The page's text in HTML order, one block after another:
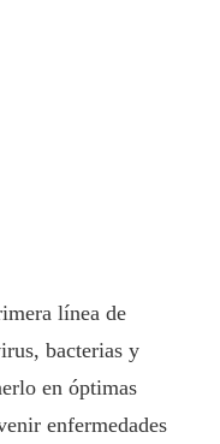
línea de
bacterias y
en óptimas
enfermedades